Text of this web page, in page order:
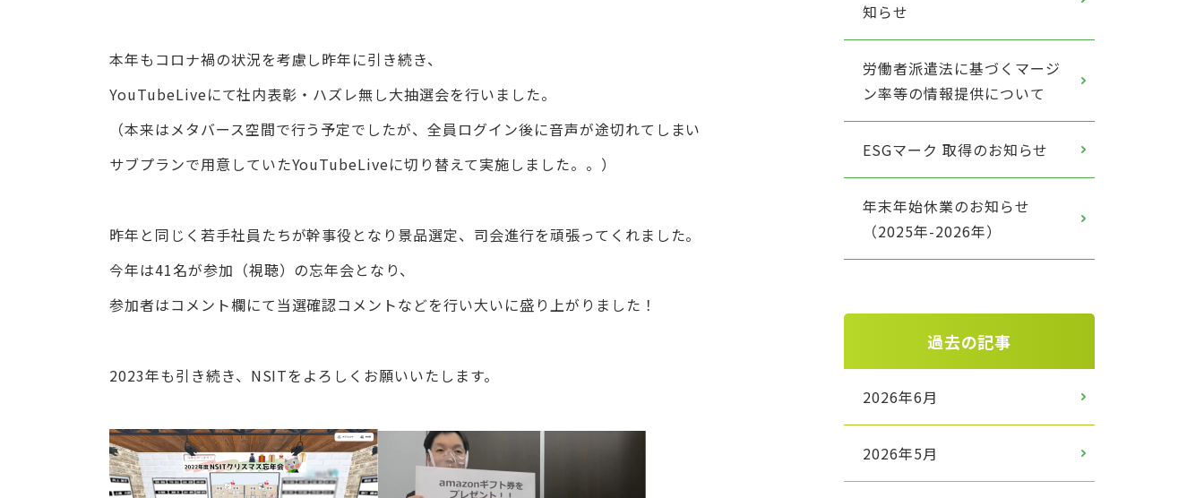
本年もコロナ禍の状況を考慮し昨年に引き続き、
YouTubeLiveにて社内表彰・ハズレ無し大抽選会を行いました。
（本来はメタバース空間で行う予定でしたが、全員ログイン後に音声が途切れてしまい
サブプランで用意していたYouTubeLiveに切り替えて実施しました。。）
昨年と同じく若手社員たちが幹事役となり景品選定、司会進行を頑張ってくれました。
今年は41名が参加（視聴）の忘年会となり、
参加者はコメント欄にて当選確認コメントなどを行い大いに盛り上がりました！
2023年も引き続き、NSITをよろしくお願いいたします。
知らせ
労働者派遣法に基づくマージ
ン率等の情報提供について
ESGマーク 取得のお知らせ
年末年始休業のお知らせ
（2025年-2026年）
過去の記事
2026年6月
2026年5月